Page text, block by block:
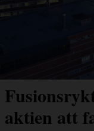
aktien att